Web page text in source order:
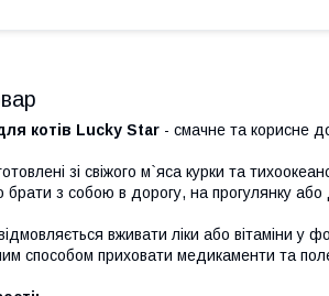
котів Lucky Star - смачне та корисне
зі свіжого м`яса курки та
брати з собою в дорогу, на прогулянку
вживати ліки або вітаміни у
способом приховати медикаменти та